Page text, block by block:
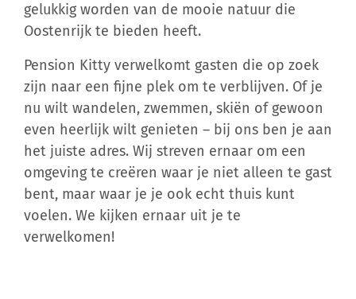
gelukkig worden van de mooie natuur die
Oostenrijk te bieden heeft.
Pension Kitty verwelkomt gasten die op zoek
zijn naar een fijne plek om te verblijven. Of je
nu wilt wandelen, zwemmen, skiën of gewoon
even heerlijk wilt genieten – bij ons ben je aan
het juiste adres. Wij streven ernaar om een
omgeving te creëren waar je niet alleen te gast
bent, maar waar je je ook echt thuis kunt
voelen. We kijken ernaar uit je te
verwelkomen!